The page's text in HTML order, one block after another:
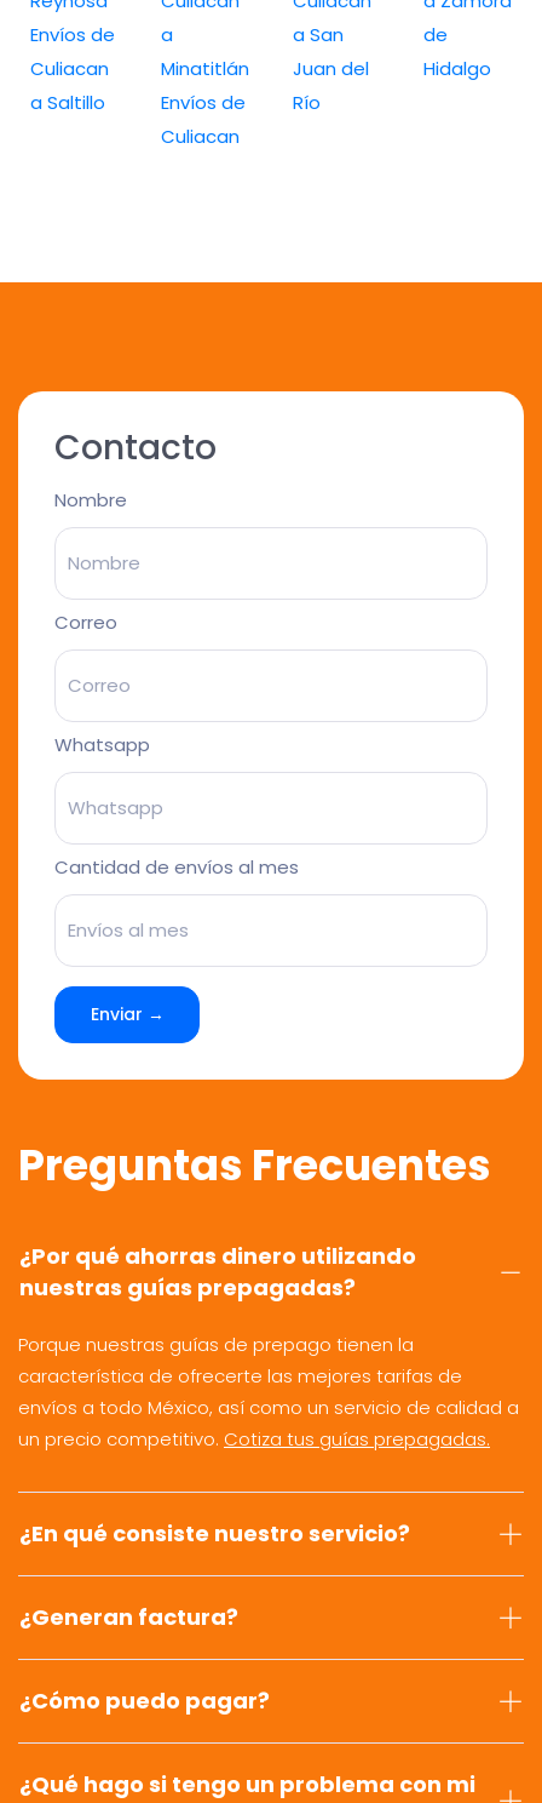
Envíos de
Culiacan
a Saltillo
a
Minatitlán
Envíos de
Culiacan
a San
Juan del
Río
de
Hidalgo
Contacto
Nombre
Correo
Whatsapp
Cantidad de envíos al mes
Enviar →
Preguntas Frecuentes
¿Por qué ahorras dinero utilizando
nuestras guías prepagadas?
Porque nuestras guías de prepago tienen la
característica de ofrecerte las mejores tarifas de
envíos a todo México, así como un servicio de calidad a
un precio competitivo. Cotiza tus guías prepagadas.
¿En qué consiste nuestro servicio?
¿Generan factura?
¿Cómo puedo pagar?
¿Qué hago si tengo un problema con mi